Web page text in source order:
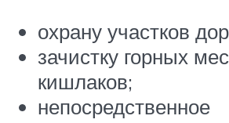
охрану участков
зачистку горных
кишлаков;
непосредственное